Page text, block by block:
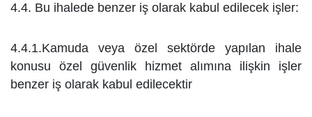
4.4. Bu ihalede benzer iş olarak kabul edilecek işler:
4.4.1.Kamuda veya özel sektörde yapılan ihale
konusu özel güvenlik hizmet alımına ilişkin işler
benzer iş olarak kabul edilecektir